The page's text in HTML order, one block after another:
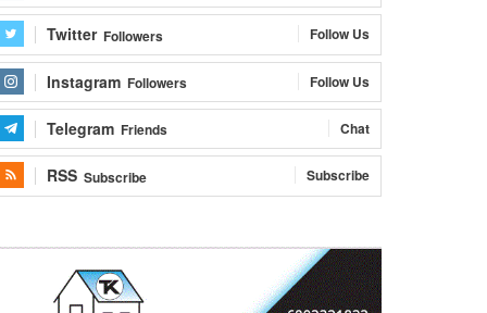
Twitter Followers Follow Us
Instagram Followers Follow Us
Telegram Friends Chat
RSS Subscribe Subscribe